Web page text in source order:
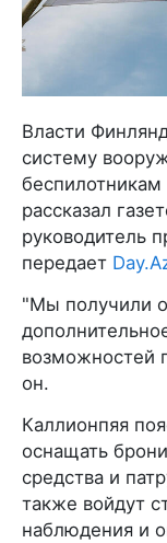
Власти
систему
рассказал
руководитель
передает
"Мы получили
возможностей
он.
Каллионпяя
оснащать
средства и
также войдут
наблюдения и